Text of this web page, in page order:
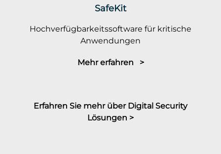
SafeKit
Hochverfügbarkeitssoftware für kritische
Anwendungen
Mehr erfahren >
Erfahren Sie mehr über Digital Security
Lösungen >